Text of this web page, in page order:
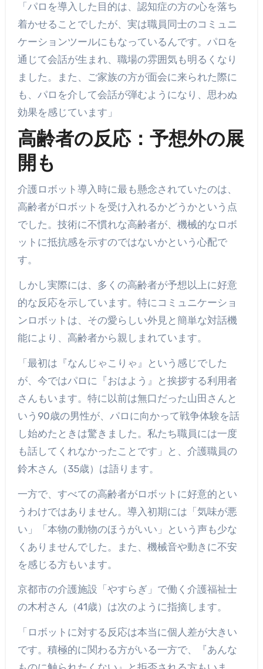
「パロを導入した目的は、認知症の方の心を落ち
着かせることでしたが、実は職員同士のコミュニ
ケーションツールにもなっているんです。パロを
通じて会話が生まれ、職場の雰囲気も明るくなり
ました。また、ご家族の方が面会に来られた際に
も、パロを介して会話が弾むようになり、思わぬ
効果を感じています」
高齢者の反応：予想外の展
開も
介護ロボット導入時に最も懸念されていたのは、
高齢者がロボットを受け入れるかどうかという点
でした。技術に不慣れな高齢者が、機械的なロボ
ットに抵抗感を示すのではないかという心配で
す。
しかし実際には、多くの高齢者が予想以上に好意
的な反応を示しています。特にコミュニケーショ
ンロボットは、その愛らしい外見と簡単な対話機
能により、高齢者から親しまれています。
「最初は『なんじゃこりゃ』という感じでした
が、今ではパロに『おはよう』と挨拶する利用者
さんもいます。特に以前は無口だった山田さんと
いう90歳の男性が、パロに向かって戦争体験を話
し始めたときは驚きました。私たち職員には一度
も話してくれなかったことです」と、介護職員の
鈴木さん（35歳）は語ります。
一方で、すべての高齢者がロボットに好意的とい
うわけではありません。導入初期には「気味が悪
い」「本物の動物のほうがいい」という声も少な
くありませんでした。また、機械音や動きに不安
を感じる方もいます。
京都市の介護施設「やすらぎ」で働く介護福祉士
の木村さん（41歳）は次のように指摘します。
「ロボットに対する反応は本当に個人差が大きい
です。積極的に関わる方がいる一方で、『あんな